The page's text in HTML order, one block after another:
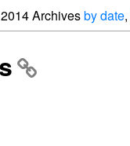
2014 Archivesby date,